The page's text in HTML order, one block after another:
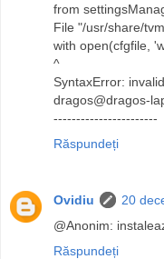
from
File "/usr/share/
with open(cfgfile,
^
SyntaxError:
dragos@dragos-
-----------------------
Răspundeți
Ovidiu
20
@Anonim:
Răspundeți